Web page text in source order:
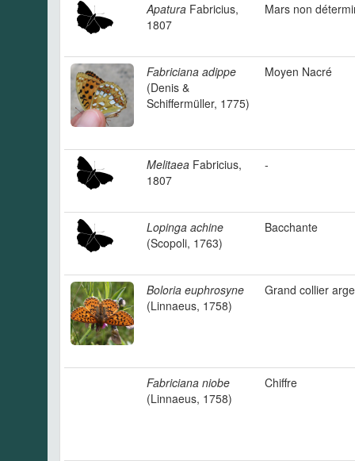
Apatura Fabricius,
1807
Mars non
Fabriciana adippe
(Denis &
Schiffermüller, 1775)
Moyen Nacré
Melitaea Fabricius,
1807
-
Lopinga achine
(Scopoli, 1763)
Bacchante
Boloria euphrosyne
(Linnaeus, 1758)
Grand collier
Fabriciana niobe
(Linnaeus, 1758)
Chiffre